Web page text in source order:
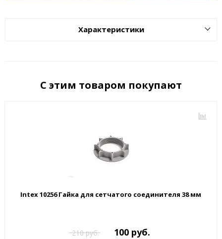
Характеристики
С этим товаром покупают
Intex 10256 Гайка для сетчатого соединителя 38 мм
210 руб. 100 руб.